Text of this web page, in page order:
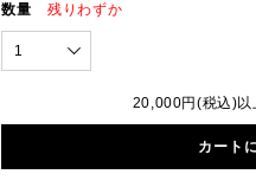
数量 残りわずか
1
20,000円(税込)以
カート